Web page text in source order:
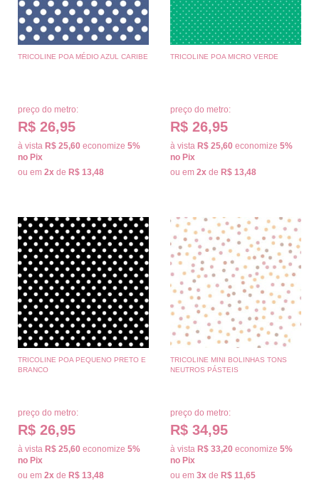
TRICOLINE POA MÉDIO AZUL CARIBE
preço do metro:
R$ 26,95
à vista R$ 25,60 economize 5%
no Pix
ou em 2x de R$ 13,48
TRICOLINE POA MICRO VERDE
preço do metro:
R$ 26,95
à vista R$ 25,60 economize 5%
no Pix
ou em 2x de R$ 13,48
TRICOLINE POA PEQUENO PRETO E
BRANCO
preço do metro:
R$ 26,95
à vista R$ 25,60 economize 5%
no Pix
ou em 2x de R$ 13,48
TRICOLINE MINI BOLINHAS TONS
NEUTROS PÁSTEIS
preço do metro:
R$ 34,95
à vista R$ 33,20 economize 5%
no Pix
ou em 3x de R$ 11,65